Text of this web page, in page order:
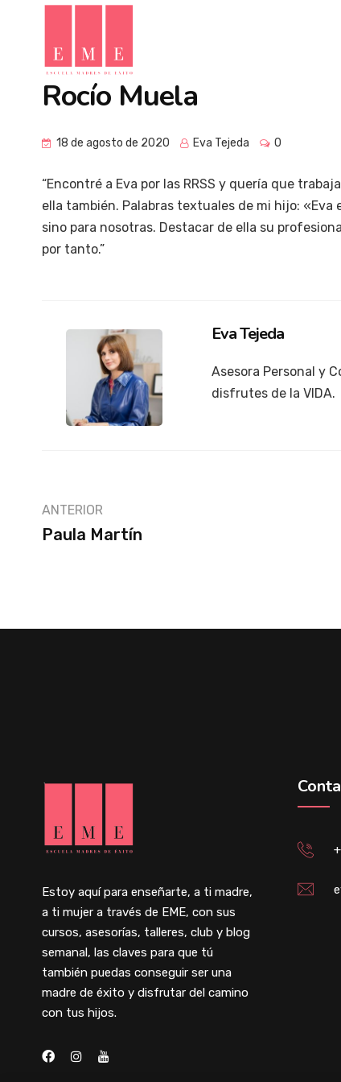
Rocío Muela
18 de agosto de 2020 Eva Tejeda 0
“Encontré a Eva por las RRSS y quería que
ella también. Palabras textuales de mi hijo:
sino para nosotras. Destacar de ella su
por tanto.”
Eva Tejeda
Asesora Personal y
disfrutes de la VIDA.
ANTERIOR
Paula Martín
Estoy aquí para enseñarte, a ti madre,
a ti mujer a través de EME, con sus
cursos, asesorías, talleres, club y blog
semanal, las claves para que tú
también puedas conseguir ser una
madre de éxito y disfrutar del camino
con tus hijos.